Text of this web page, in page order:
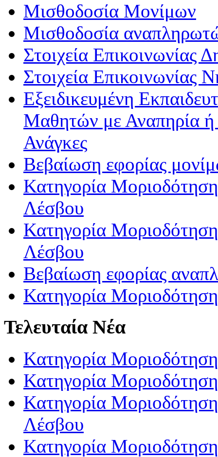
Μισθοδοσία Μονίμων
Μισθοδοσία
Στοιχεία Επικοινωνίας
Στοιχεία Επικοινωνίας
Εξειδικευμένη
Μαθητών με Αναπηρία ή /
Ανάγκες
Βεβαίωση εφορίας
Κατηγορία
Λέσβου
Κατηγορία
Λέσβου
Βεβαίωση εφορίας
Κατηγορία
Τελευταία Νέα
Κατηγορία
Κατηγορία
Κατηγορία
Λέσβου
Κατηγορία